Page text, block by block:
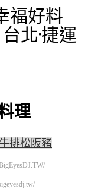
福好料
北·捷運
理
排松阪豬